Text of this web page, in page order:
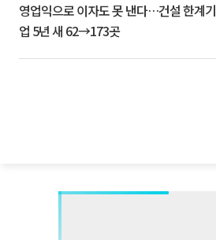
영업익으로 이자도 못 낸다…건설 한계기
업 5년 새 62→173곳